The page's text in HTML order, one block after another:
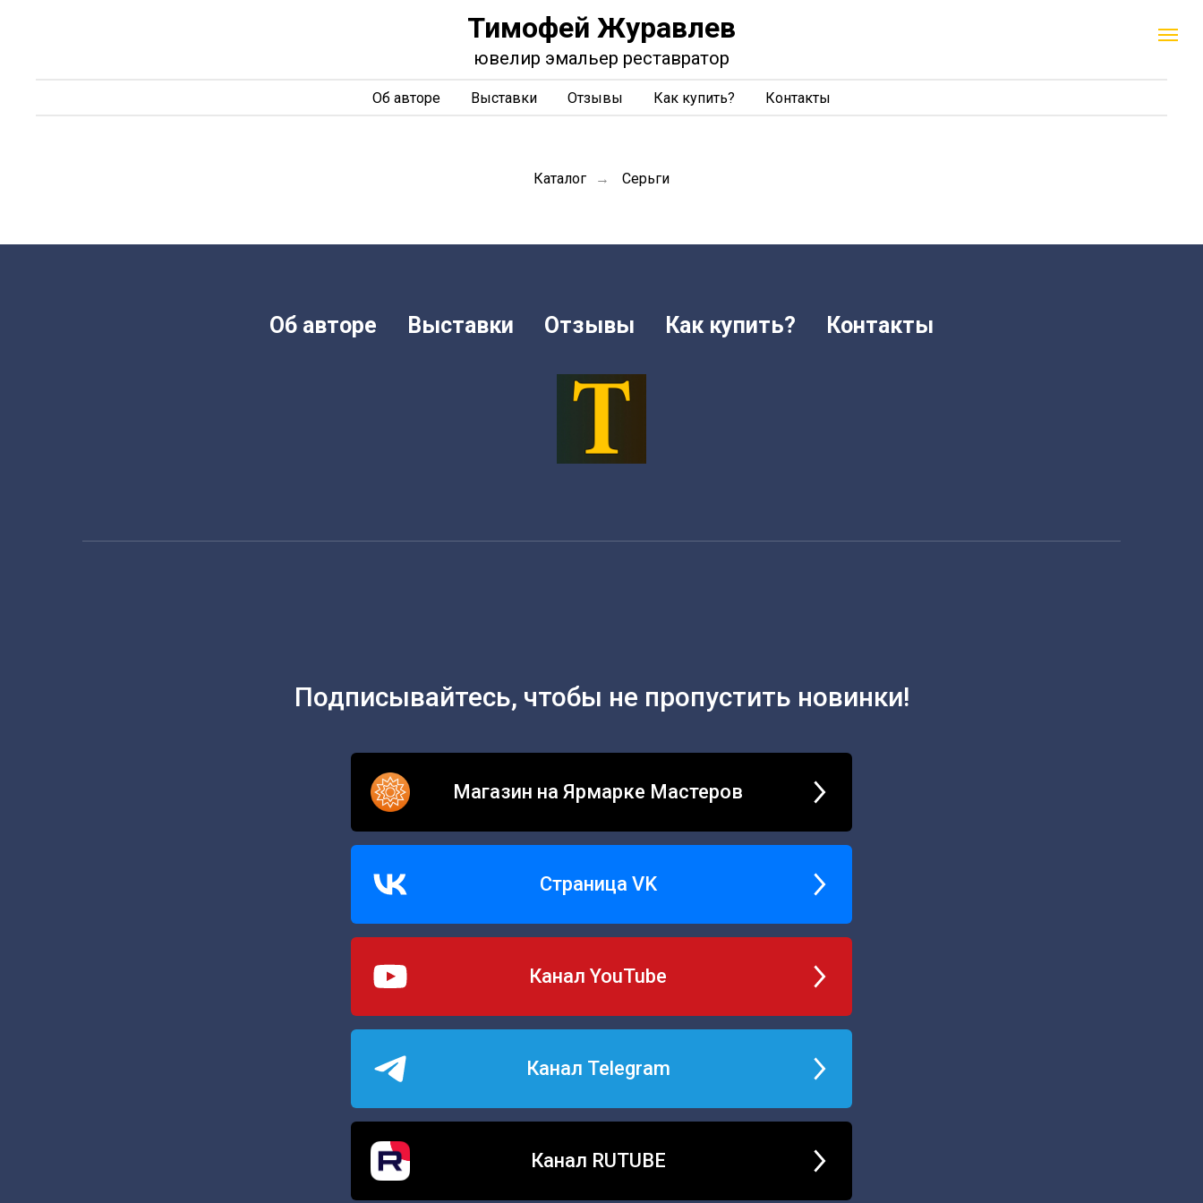
Тимофей Журавлев
ювелир эмальер реставратор
Об авторе Выставки Отзывы Как купить? Контакты
Каталог → Серьги
Об авторе Выставки Отзывы Как купить? Контакты
Подписывайтесь, чтобы не пропустить новинки!
Магазин на Ярмарке Мастеров
Страница VK
Канал YouTube
Канал Telegram
Канал RUTUBE